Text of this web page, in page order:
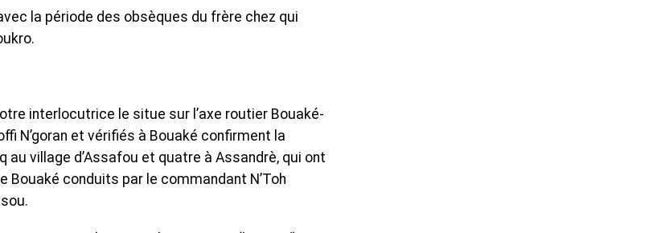
la période des obsèques du frère chez qui
interlocutrice le situe sur l’axe routier Bouaké-
N’goran et vérifiés à Bouaké confirment la
village d’Assafou et quatre à Assandrè, qui ont
conduits par le commandant N’Toh